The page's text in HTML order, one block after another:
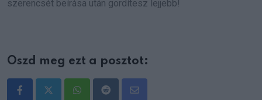
szerencsét beírása után gördítesz lejjebb!
Oszd meg ezt a posztot:
WhatsappRedditShare